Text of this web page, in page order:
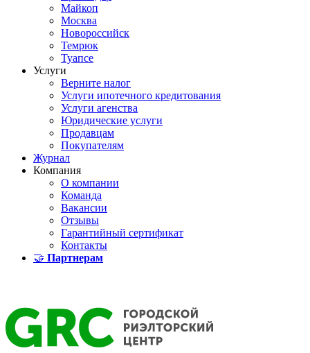
Майкоп
Москва
Новороссийск
Темрюк
Туапсе
Услуги
Верните налог
Услуги ипотечного кредитования
Услуги агенства
Юридические услуги
Продавцам
Покупателям
Журнал
Компания
О компании
Команда
Вакансии
Отзывы
Гарантийный сертификат
Контакты
🤝 Партнерам